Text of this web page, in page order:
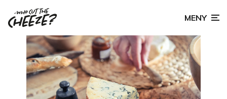
MENY